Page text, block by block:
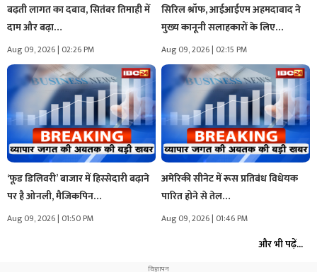
बढ़ती लागत का दबाव, सितंबर तिमाही में
दाम और बढ़ा…
Aug 09, 2026 | 02:26 PM
सिरिल श्रॉफ, आईआईएम अहमदाबाद ने
मुख्य कानूनी सलाहकारों के लिए…
Aug 09, 2026 | 02:15 PM
‘फूड डिलिवरी’ बाजार में हिस्सेदारी बढ़ाने
पर है ओनली, मैजिकपिन…
Aug 09, 2026 | 01:50 PM
अमेरिकी सीनेट में रूस प्रतिबंध विधेयक
पारित होने से तेल…
Aug 09, 2026 | 01:46 PM
और भी पढ़ें...